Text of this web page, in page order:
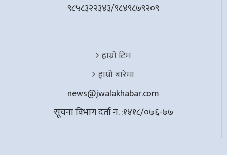
९८५८३२२३४३/९८४९८७९२०९
हाम्रो टिम
हाम्रो बारेमा
news@jwalakhabar.com
सूचना विभाग दर्ता नं. :१४१८/०७६-७७